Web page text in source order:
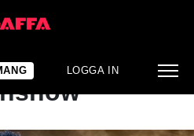
LOGGA IN
spektakulär